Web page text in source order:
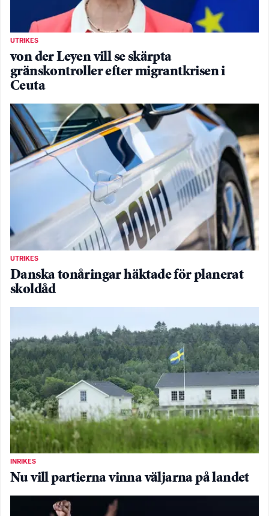
UTRIKES
von der Leyen vill se skärpta
gränskontroller efter migrantkrisen i
Ceuta
UTRIKES
Danska tonåringar häktade för planerat
skoldåd
INRIKES
Nu vill partierna vinna väljarna på landet